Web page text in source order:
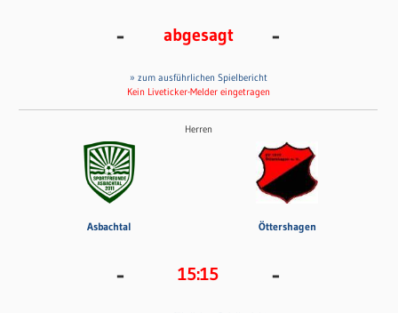
- abgesagt -
» zum ausführlichen Spielbericht
Kein Liveticker-Melder eingetragen
Herren
Asbachtal Öttershagen
- 15:15 -